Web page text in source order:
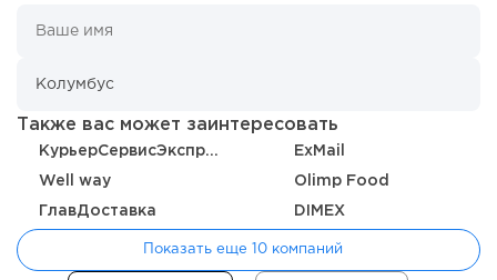
Также вас может заинтересовать
КурьерСервисЭкспресс ExMail
Well way Olimp Food
ГлавДоставка DIMEX
Показать еще 10 компаний